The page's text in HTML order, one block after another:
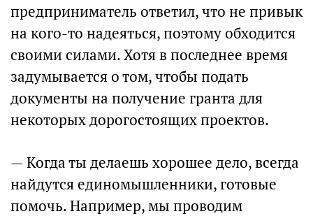
предприниматель ответил, что не привык
на кого-то надеяться, поэтому обходится
своими силами. Хотя в последнее время
задумывается о том, чтобы подать
документы на получение гранта для
некоторых дорогостоящих проектов.
— Когда ты делаешь хорошее дело, всегда
найдутся единомышленники, готовые
помочь. Например, мы проводим